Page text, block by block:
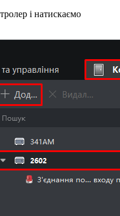
і натискаємо